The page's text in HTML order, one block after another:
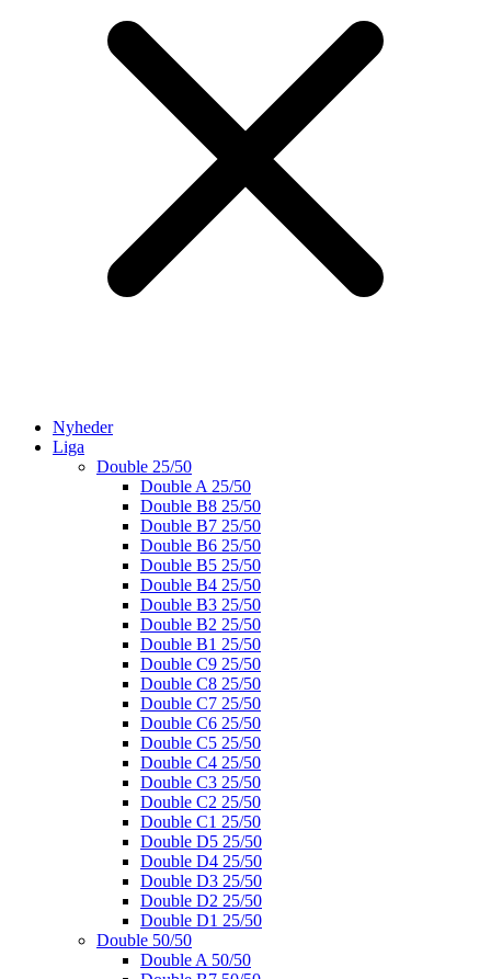
Nyheder
Liga
Double 25/50
Double A 25/50
Double B8 25/50
Double B7 25/50
Double B6 25/50
Double B5 25/50
Double B4 25/50
Double B3 25/50
Double B2 25/50
Double B1 25/50
Double C9 25/50
Double C8 25/50
Double C7 25/50
Double C6 25/50
Double C5 25/50
Double C4 25/50
Double C3 25/50
Double C2 25/50
Double C1 25/50
Double D5 25/50
Double D4 25/50
Double D3 25/50
Double D2 25/50
Double D1 25/50
Double 50/50
Double A 50/50